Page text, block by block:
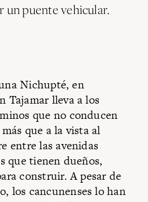
puente vehicular.
Nichupté, en
Tajamar lleva a los
que no conducen
que a la vista al
entre las avenidas
que tienen dueños,
construir. A pesar de
los cancunenses lo han